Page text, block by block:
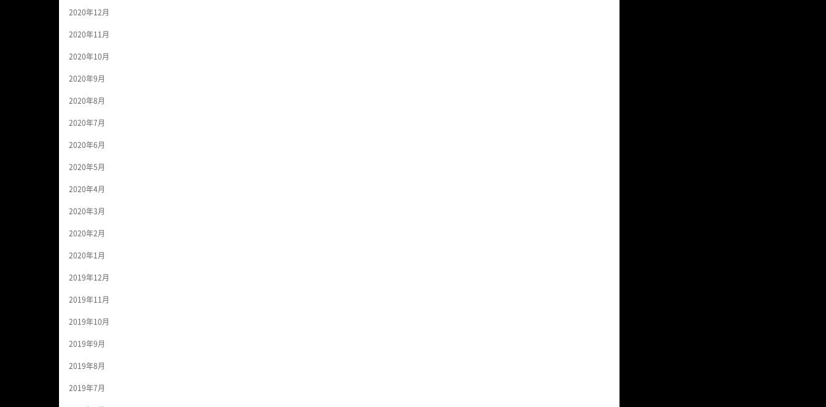
2020年12月
2020年11月
2020年10月
2020年9月
2020年8月
2020年7月
2020年6月
2020年5月
2020年4月
2020年3月
2020年2月
2020年1月
2019年12月
2019年11月
2019年10月
2019年9月
2019年8月
2019年7月